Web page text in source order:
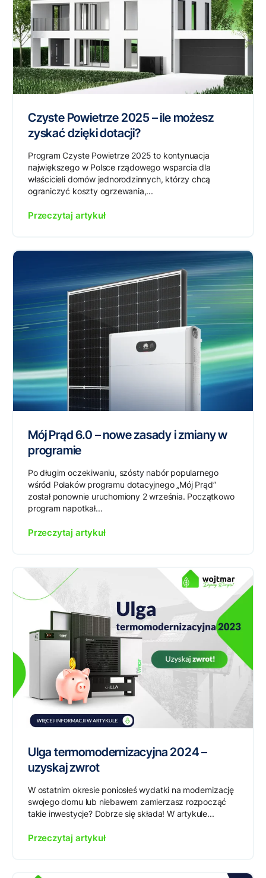
Czyste Powietrze 2025 – ile możesz
zyskać dzięki dotacji?
Program Czyste Powietrze 2025 to kontynuacja
największego w Polsce rządowego wsparcia dla
właścicieli domów jednorodzinnych, którzy chcą
ograniczyć koszty ogrzewania,...
Przeczytaj artykuł
Mój Prąd 6.0 – nowe zasady i zmiany w
programie
Po długim oczekiwaniu, szósty nabór popularnego
wśród Polaków programu dotacyjnego „Mój Prąd”
został ponownie uruchomiony 2 września. Początkowo
program napotkał...
Przeczytaj artykuł
Ulga termomodernizacyjna 2024 –
uzyskaj zwrot
W ostatnim okresie poniosłeś wydatki na modernizację
swojego domu lub niebawem zamierzasz rozpocząć
takie inwestycje? Dobrze się składa! W artykule...
Przeczytaj artykuł